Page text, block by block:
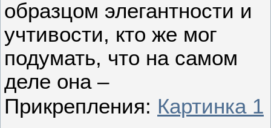
образцом элегантности и
учтивости, кто же мог
подумать, что на самом
деле она –
Прикрепления: Картинка 1